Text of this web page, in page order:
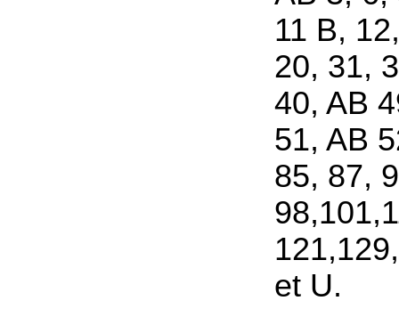
11 B,
20, 31,
40, AB
51, AB
85, 87,
et U.